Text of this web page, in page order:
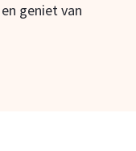
geniet van